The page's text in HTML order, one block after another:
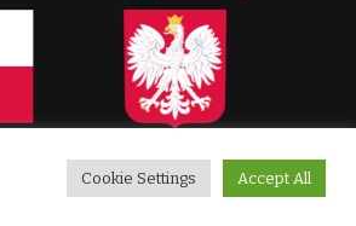
Cookie Settings Accept All